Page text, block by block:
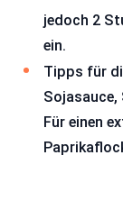
jedoch 2
ein.
Tipps für
Sojasauce,
Für einen